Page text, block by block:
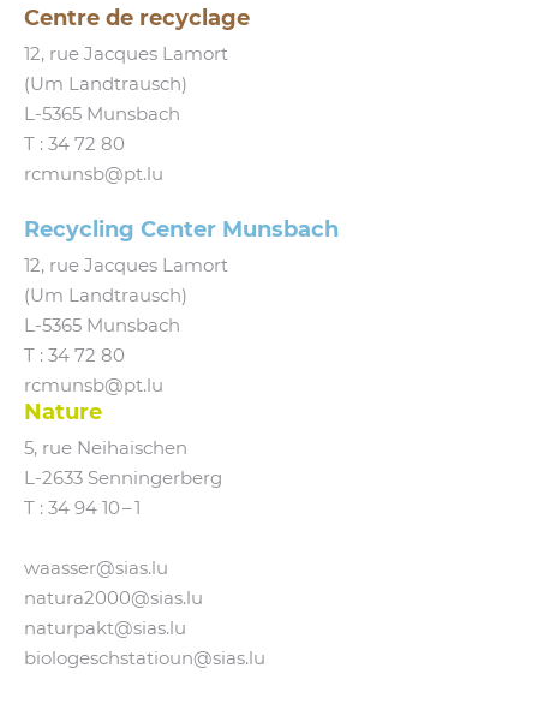
Centre de recyclage
12, rue Jacques Lamort
(Um Landtrausch)
L‑5365 Munsbach
T : 34 72 80
rcmunsb@​pt.​lu
Recycling Center Munsbach
12, rue Jacques Lamort
(Um Landtrausch)
L‑5365 Munsbach
T : 34 72 80
rcmunsb@​pt.​lu
Nature
5, rue Neihaischen
L‑2633 Senningerberg
T : 34 94 10 – 1
waasser@​sias.​lu
natura2000@​sias.​lu
naturpakt@​sias.​lu
biologeschstatioun@​sias.​lu